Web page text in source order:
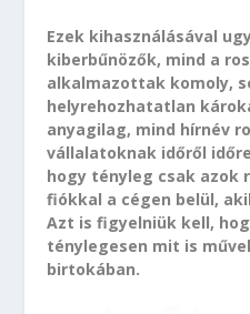
Ezek kihasználásával
kiberbűnözők, mind a
alkalmazottak komoly,
helyrehozhatatlan
anyagilag, mind hírnév
vállalatoknak időről
hogy tényleg csak azok
fiókkal a cégen belül,
Azt is figyelniük kell,
ténylegesen mit is
birtokában.